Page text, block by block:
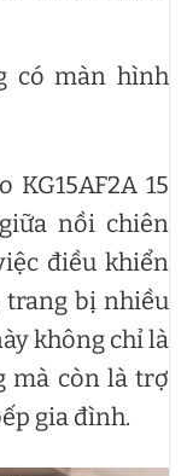
có màn hình
15
nồi chiên
điều khiển
trang bị nhiều
không chỉ là
mà còn là trợ
gia đình.